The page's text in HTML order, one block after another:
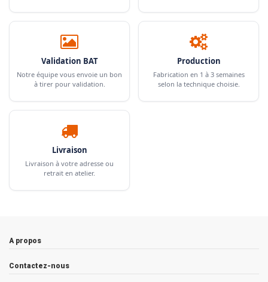
Validation BAT
Notre équipe vous envoie un bon
à tirer pour validation.
Production
Fabrication en 1 à 3 semaines
selon la technique choisie.
Livraison
Livraison à votre adresse ou
retrait en atelier.
A propos
Contactez-nous